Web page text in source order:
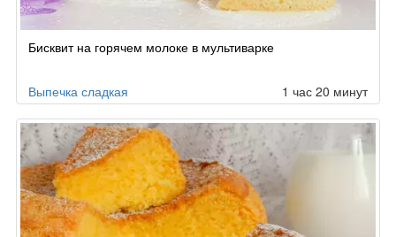
Бисквит на горячем молоке в мультиварке
Выпечка сладкая 1 час 20 минут